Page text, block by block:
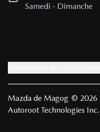
Samedi - Dimanche
Mazda de Magog © 2026
Autoroot Technologies Inc.